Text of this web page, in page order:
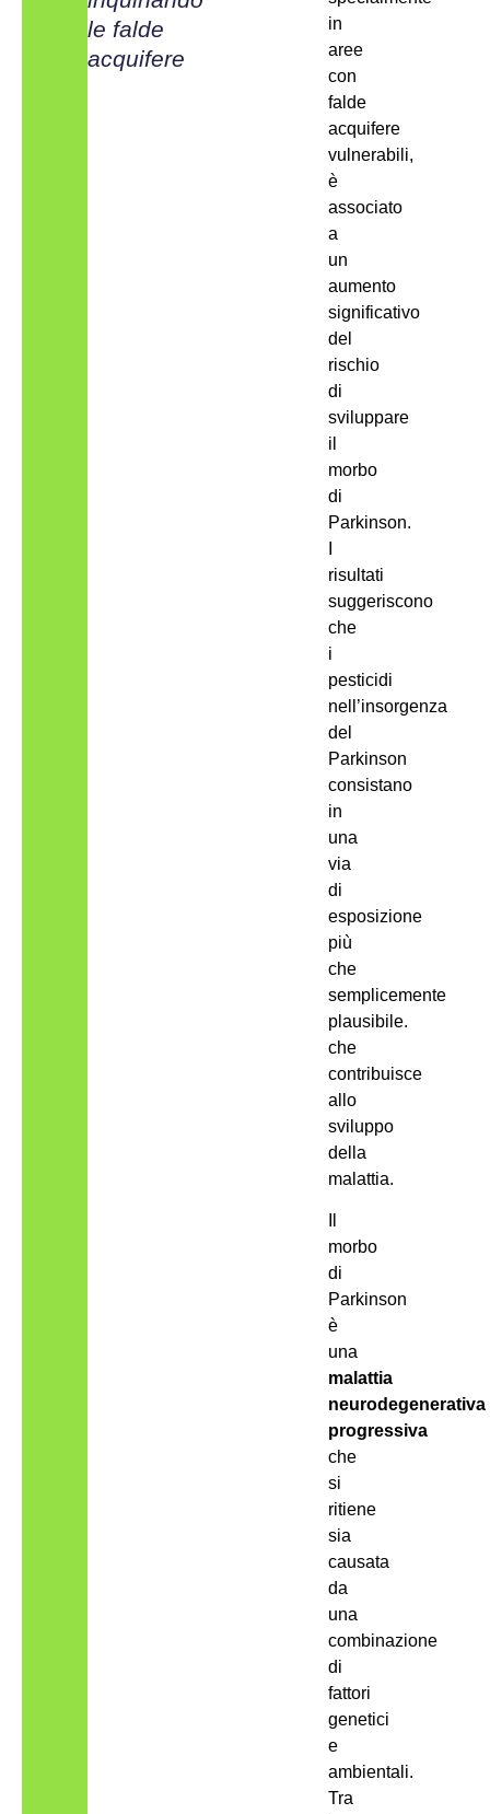
le falde
acquifere
in
aree
con
falde
acquifere
vulnerabili,
è
associato
a
un
aumento
significativo
del
rischio
di
sviluppare
il
morbo
di
Parkinson.
risultati
suggeriscono
che
i
pesticidi
nell’insorgenza
del
Parkinson
consistano
in
una
via
di
esposizione
più
che
semplicemente
plausibile.
che
contribuisce
allo
sviluppo
della
malattia.
morbo
di
Parkinson
è
una
malattia
neurodegenerativa
progressiva
che
si
ritiene
sia
causata
da
una
combinazione
di
fattori
genetici
e
ambientali.
Tra